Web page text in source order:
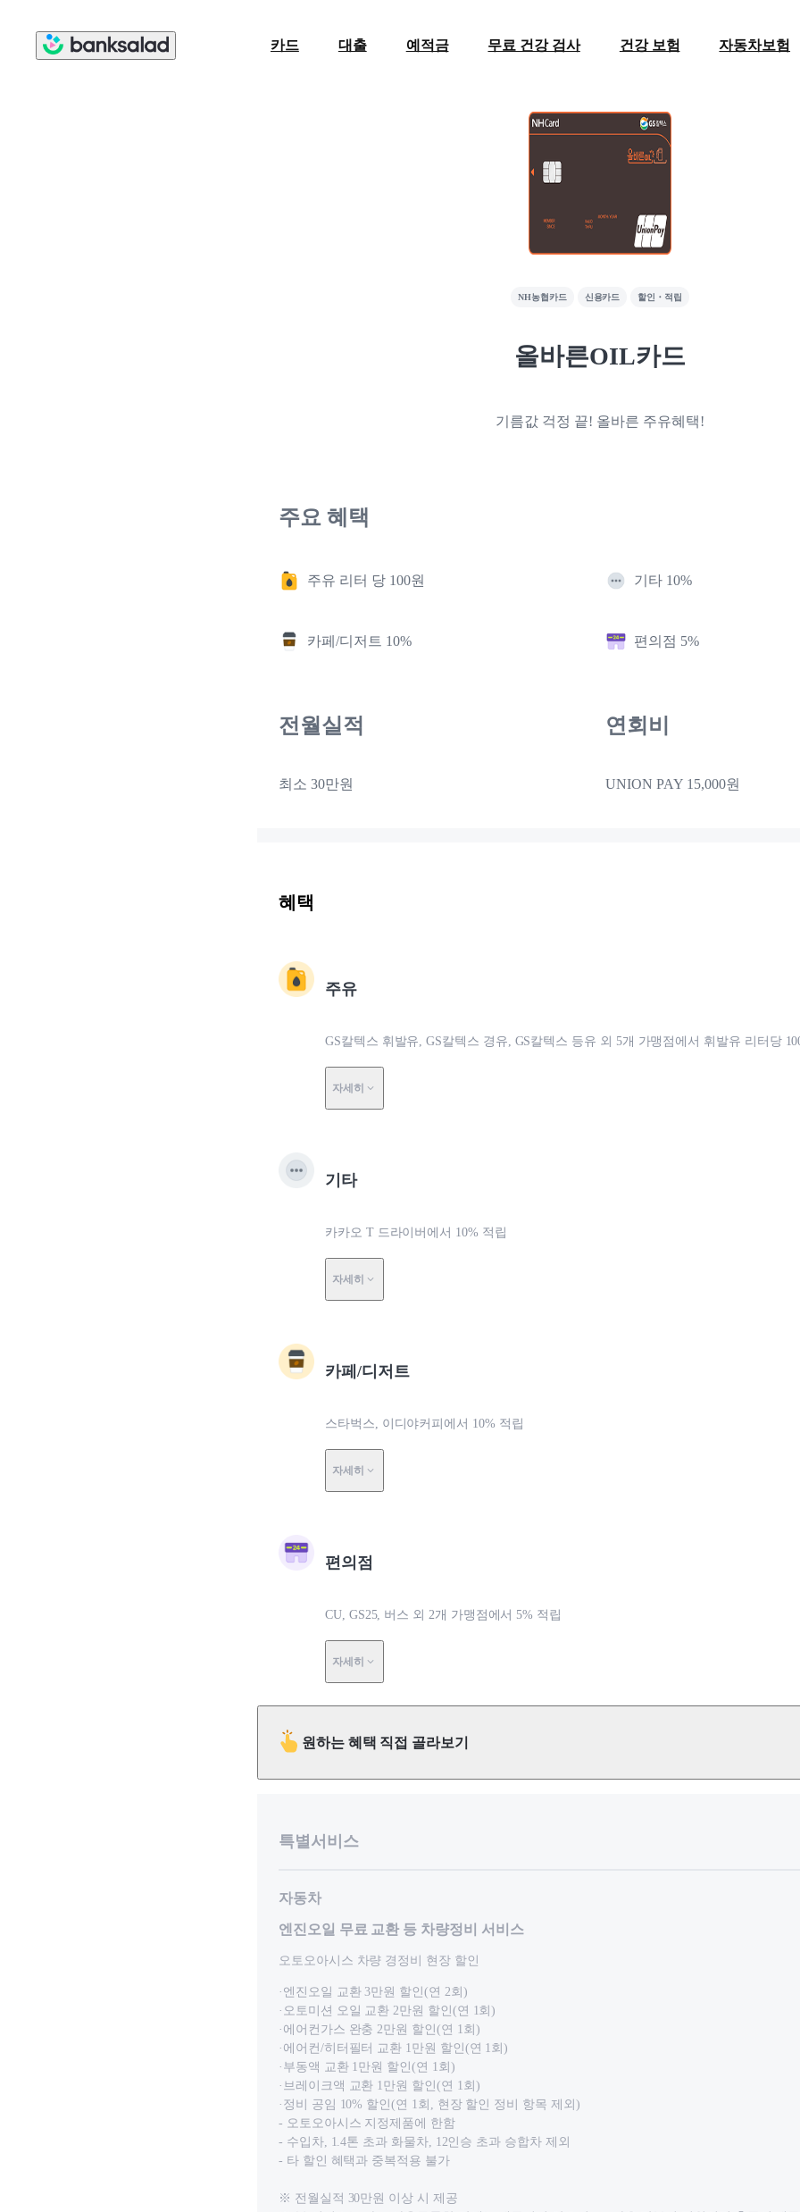
카드 대출 예적금 무료 건강 검사 건강 보험 자동차보험
NH농협카드 신용카드 할인・적립
올바른OIL카드
기름값 걱정 끝! 올바른 주유혜택!
주요 혜택
주유 리터 당 100원 기타 10%
카페/디저트 10% 편의점 5%
전월실적
최소 30만원
연회비
UNION PAY 15,000원
혜택
주유
GS칼텍스 휘발유, GS칼텍스 경유, GS칼텍스 등유 외 5개 가맹점에서 휘발유 리터당
자세히
기타
카카오 T 드라이버에서 10% 적립
자세히
카페/디저트
스타벅스, 이디야커피에서 10% 적립
자세히
편의점
CU, GS25, 버스 외 2개 가맹점에서 5% 적립
자세히
원하는 혜택 직접 골라보기
특별서비스
자동차
엔진오일 무료 교환 등 차량정비 서비스
오토오아시스 차량 경정비 현장 할인
·엔진오일 교환 3만원 할인(연 2회)
·오토미션 오일 교환 2만원 할인(연 1회)
·에어컨가스 완충 2만원 할인(연 1회)
·에어컨/히터필터 교환 1만원 할인(연 1회)
·부동액 교환 1만원 할인(연 1회)
·브레이크액 교환 1만원 할인(연 1회)
·정비 공임 10% 할인(연 1회, 현장 할인 정비 항목 제외)
- 오토오아시스 지정제품에 한함
- 수입차, 1.4톤 초과 화물차, 12인승 초과 승합차 제외
- 타 할인 혜택과 중복적용 불가
※ 전월실적 30만원 이상 시 제공